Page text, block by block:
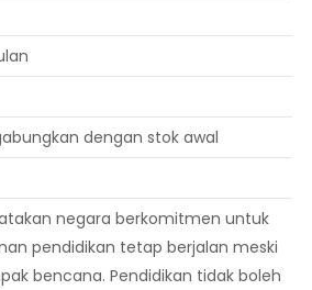
dengan stok awal
negara berkomitmen untuk
pendidikan tetap berjalan meski
bencana. Pendidikan tidak boleh